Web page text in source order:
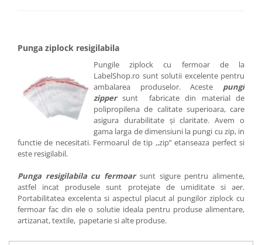
Punga ziplock resigilabila
Pungile ziplock cu fermoar de la
LabelShop.ro sunt solutii excelente pentru
ambalarea produselor. Aceste pungi
zippersunt fabricate din material de
polipropilena de calitate superioara, care
asigura durabilitate și claritate. Avem o
gama larga de dimensiuni la pungi cu zip, in
functie de necesitati. Fermoarul de tip ,,zip” etanseaza perfect si
este resigilabil.
Punga resigilabila cu fermoarsunt sigure pentru alimente,
astfel incat produsele sunt protejate de umiditate si aer.
Portabilitatea excelenta si aspectul placut al pungilor ziplock cu
fermoar fac din ele o solutie ideala pentru produse alimentare,
artizanat, textile, papetarie si alte produse.